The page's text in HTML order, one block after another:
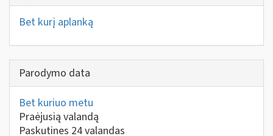
Bet kurį aplanką
Parodymo data
Bet kuriuo metu
Praėjusią valandą
Paskutines 24 valandas